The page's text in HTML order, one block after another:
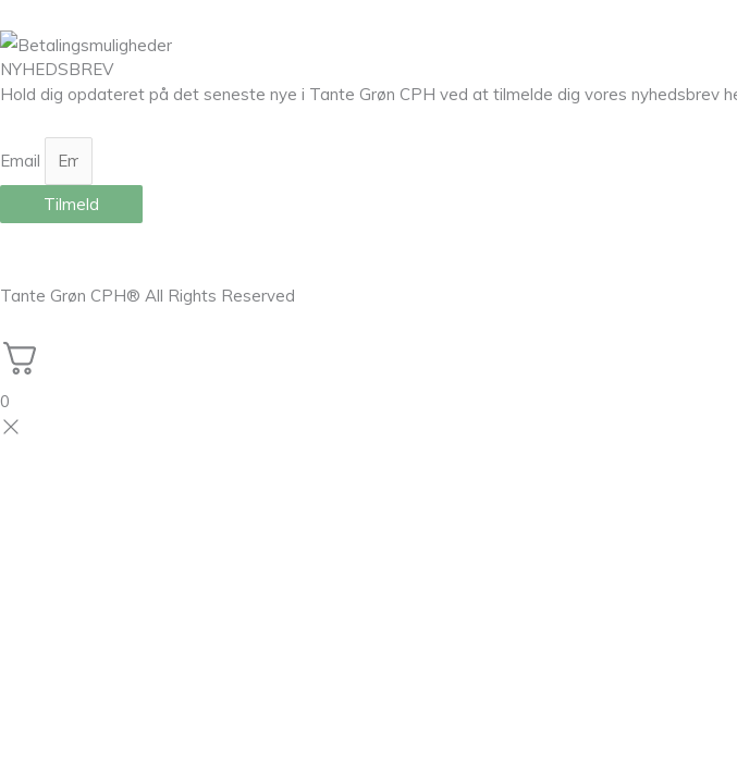
NYHEDSBREV
Hold dig opdateret på det seneste nye i Tante Grøn CPH ved at tilmelde dig vores
Email
Tilmeld
Tante Grøn CPH® All Rights Reserved
0